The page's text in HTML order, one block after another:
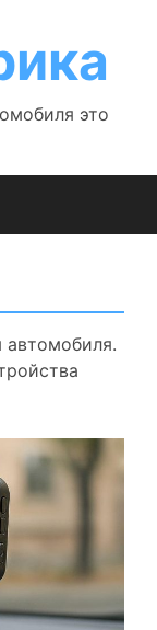
это
автомобиля.